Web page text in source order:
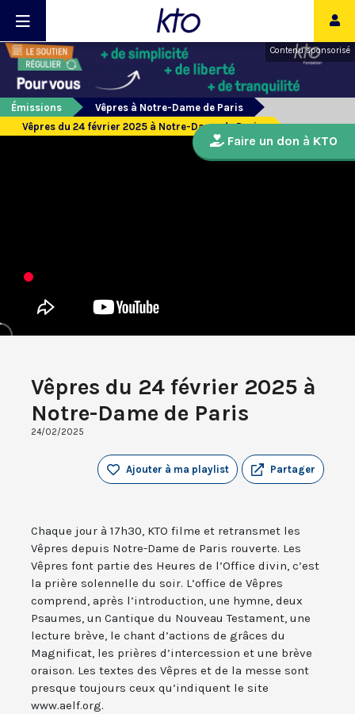
Contenu sponsorisé
Émissions
Vêpres à Notre-Dame de Paris
Vêpres du 24 février 2025 à Notre-Dame de Paris
Vêpres du 24 février 2025 à
Notre-Dame de Paris
24/02/2025
Partager
Ajouter à ma playlist
Chaque jour à 17h30, KTO filme et retransmet les
Vêpres depuis Notre-Dame de Paris rouverte. Les
Vêpres font partie des Heures de l’Office divin, c’est
la prière solennelle du soir. L’office de Vêpres
comprend, après l’introduction, une hymne, deux
Psaumes, un Cantique du Nouveau Testament, une
lecture brève, le chant d’actions de grâces du
Magnificat, les prières d’intercession et une brève
oraison. Les textes des Vêpres et de la messe sont
presque toujours ceux qu’indiquent le site
www.aelf.org.
Faire un don à KTO